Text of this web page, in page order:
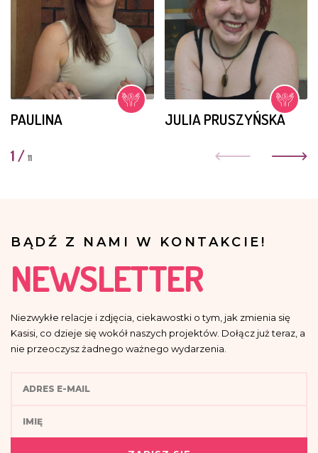
PAULINA JULIA PRUSZYŃSKA
1 / 11
BĄDŹ Z NAMI W KONTAKCIE!
NEWSLETTER
Niezwykłe relacje i zdjęcia, ciekawostki o tym, jak zmienia się
Kasisi, co dzieje się wokół naszych projektów. Dołącz już teraz, a
nie przeoczysz żadnego ważnego wydarzenia.